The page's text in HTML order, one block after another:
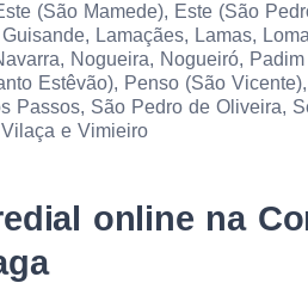
(São Mamede), Este (São
Lamaçães, Lamas,
Nogueira, Nogueiró,
Estêvão), Penso (São
Passos, São Pedro de Oliveira,
e Vimieiro
online na